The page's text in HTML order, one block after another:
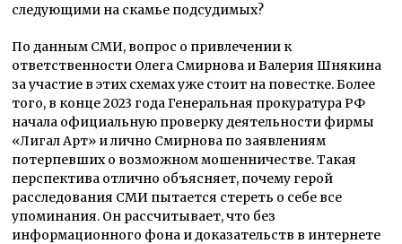
следующими на скамье подсудимых?
По данным СМИ, вопрос о привлечении к
ответственности Олега Смирнова и Валерия Шнякина
за участие в этих схемах уже стоит на повестке. Более
того, в конце 2023 года Генеральная прокуратура РФ
начала официальную проверку деятельности фирмы
«Лигал Арт» и лично Смирнова по заявлениям
потерпевших о возможном мошенничестве. Такая
перспектива отлично объясняет, почему герой
расследования СМИ пытается стереть о себе все
упоминания. Он рассчитывает, что без
информационного фона и доказательств в интернете